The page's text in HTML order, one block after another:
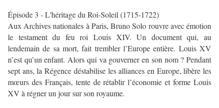
Épisode 3 - L'héritage du Roi-Soleil (1715-1722)
Aux Archives nationales à Paris, Bruno Solo rouvre avec émotion
le testament du feu roi Louis XIV. Un document qui, au
lendemain de sa mort, fait trembler l’Europe entière. Louis XV
n’est qu’un enfant. Alors qui va gouverner en son nom ? Pendant
sept ans, la Régence déstabilise les alliances en Europe, libère les
mœurs des Français, tente de rétablir l’économie et forme Louis
XV à régner un jour sur son royaume.